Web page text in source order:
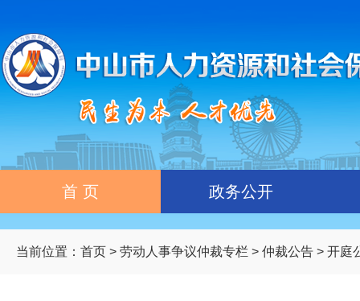
首 页 政务公开
当前位置： 首页 > 劳动人事争议仲裁专栏 > 仲裁公告 > 开庭